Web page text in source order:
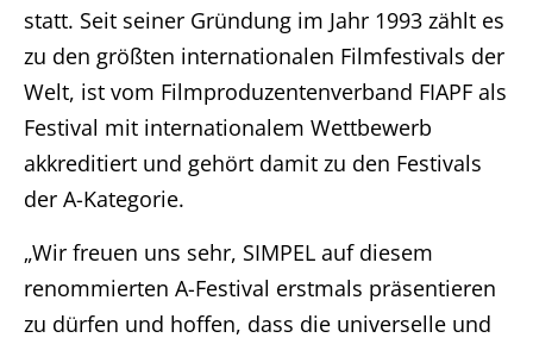
statt. Seit seiner Gründung im Jahr 1993 zählt es
zu den größten internationalen Filmfestivals der
Welt, ist vom Filmproduzentenverband FIAPF als
Festival mit internationalem Wettbewerb
akkreditiert und gehört damit zu den Festivals
der A-Kategorie.
„Wir freuen uns sehr, SIMPEL auf diesem
renommierten A-Festival erstmals präsentieren
zu dürfen und hoffen, dass die universelle und